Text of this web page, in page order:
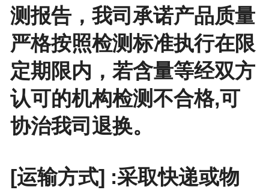
测报告，我司承诺产品质量
严格按照检测标准执行在限
定期限内，若含量等经双方
认可的机构检测不合格,可
协治我司退换。
[运输方式] :采取快递或物